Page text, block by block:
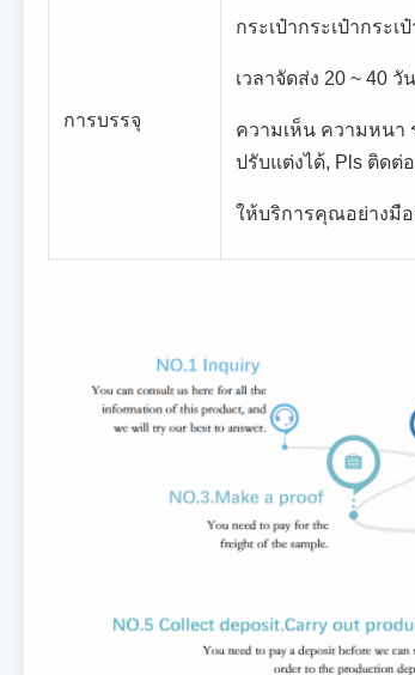
การบรรจุ
กระเป๋ากระเป๋ากระเ
เวลาจัดส่ง 20 ~ 40
ความเห็น ความหนา
ปรับแต่งได้, Pls ติดต่อ
ให้บริการคุณอย่างมื